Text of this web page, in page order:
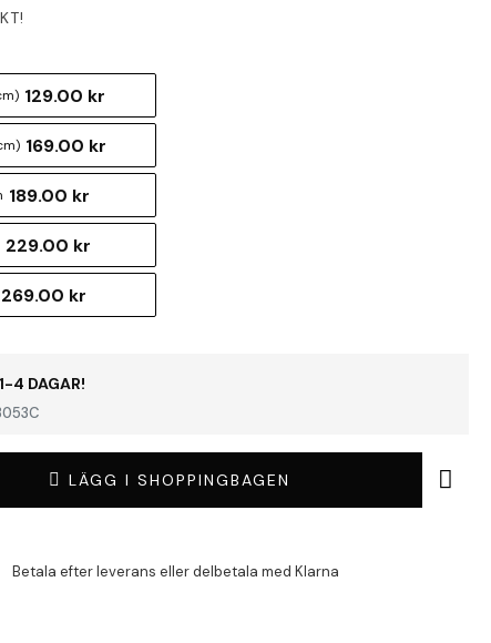
4 DAGAR!
129.00 kr
169.00 kr
189.00 kr
229.00 kr
269.00 kr
LÄGG I SHOPPINGBAGEN